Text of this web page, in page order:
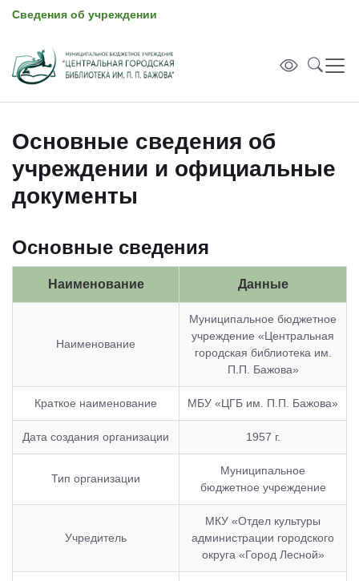
Сведения об учреждении
Основные сведения об
учреждении и официальные
документы
Основные сведения
Наименование Данные
Наименование
Муниципальное бюджетное
учреждение «Центральная
городская библиотека им.
П.П. Бажова»
Краткое наименование МБУ «ЦГБ им. П.П. Бажова»
Дата создания организации 1957 г.
Тип организации
Муниципальное
бюджетное учреждение
Учредитель
МКУ «Отдел культуры
администрации городского
округа «Город Лесной»